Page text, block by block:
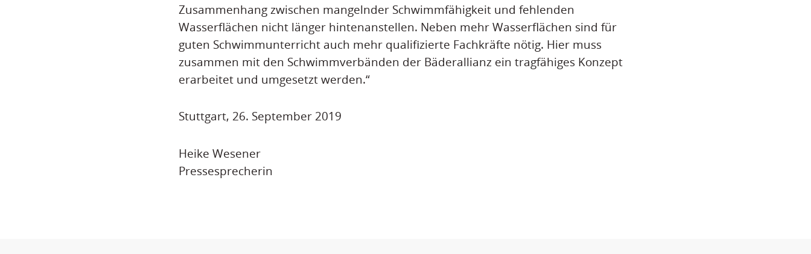
Zusammenhang zwischen mangelnder Schwimmfähigkeit und fehlenden
Wasserflächen nicht länger hintenanstellen. Neben mehr Wasserflächen sind für
guten Schwimmunterricht auch mehr qualifizierte Fachkräfte nötig. Hier muss
zusammen mit den Schwimmverbänden der Bäderallianz ein tragfähiges Konzept
erarbeitet und umgesetzt werden.“
Stuttgart, 26. September 2019
Heike Wesener
Pressesprecherin